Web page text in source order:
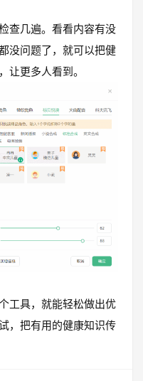
查几遍。看看内容有没
没问题了，就可以把健
让更多人看到。
工具，就能轻松做出优
，把有用的健康知识传